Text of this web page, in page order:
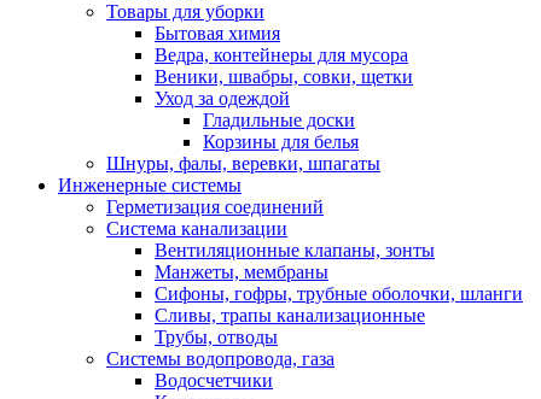
Товары для уборки
Бытовая химия
Ведра, контейнеры для мусора
Веники, швабры, совки, щетки
Уход за одеждой
Гладильные доски
Корзины для белья
Шнуры, фалы, веревки, шпагаты
Инженерные системы
Герметизация соединений
Система канализации
Вентиляционные клапаны, зонты
Манжеты, мембраны
Сифоны, гофры, трубные оболочки, шланги
Сливы, трапы канализационные
Трубы, отводы
Системы водопровода, газа
Водосчетчики